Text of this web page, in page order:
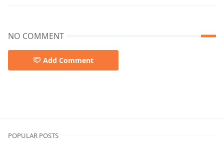
NO COMMENT
Add Comment
POPULAR POSTS